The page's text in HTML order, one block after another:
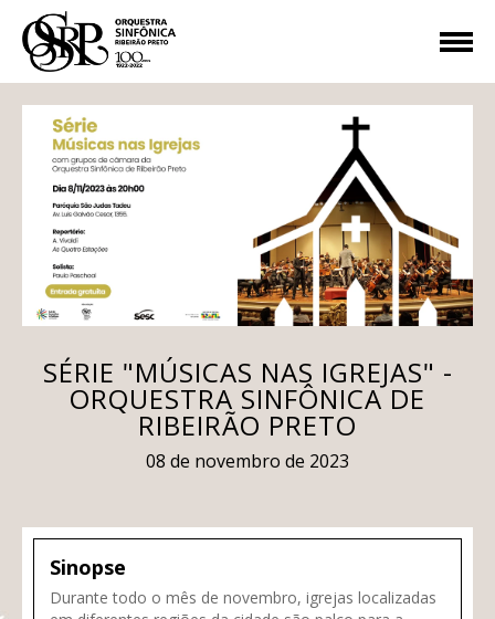
SÉRIE "MÚSICAS NAS IGREJAS" -
ORQUESTRA SINFÔNICA DE
RIBEIRÃO PRETO
08 de novembro de 2023
Sinopse
Durante todo o mês de novembro, igrejas localizadas